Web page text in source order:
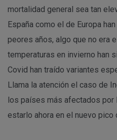
mortalidad general sea tan
España como el de Europa
peores años, algo que no era
temperaturas en invierno han
Covid han traído variantes
Llama la atención el caso de
los países más afectados
estarlo ahora en el nuevo pico